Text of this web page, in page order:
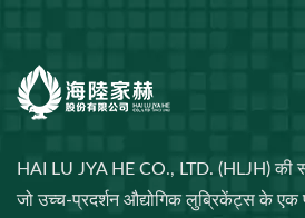
HAI LU JYA HE CO., LTD. (HLJH) की
जो उच्च-प्रदर्शन औद्योगिक लुब्रिकेंट्स के एक